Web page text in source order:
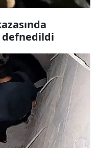
defnedildi